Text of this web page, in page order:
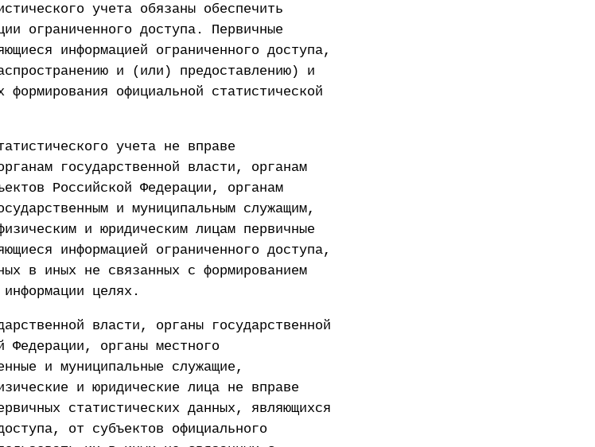
учета обязаны обеспечить
ограниченного доступа. Первичные
информацией ограниченного доступа,
и (или) предоставлению) и
официальной статистической
учета не вправе
государственной власти, органам
Российской Федерации, органам
и муниципальным служащим,
и юридическим лицам первичные
информацией ограниченного доступа,
в иных не связанных с формированием
целях.
власти, органы государственной
Федерации, органы местного
и муниципальные служащие,
и юридические лица не вправе
статистических данных, являющихся
от субъектов официального